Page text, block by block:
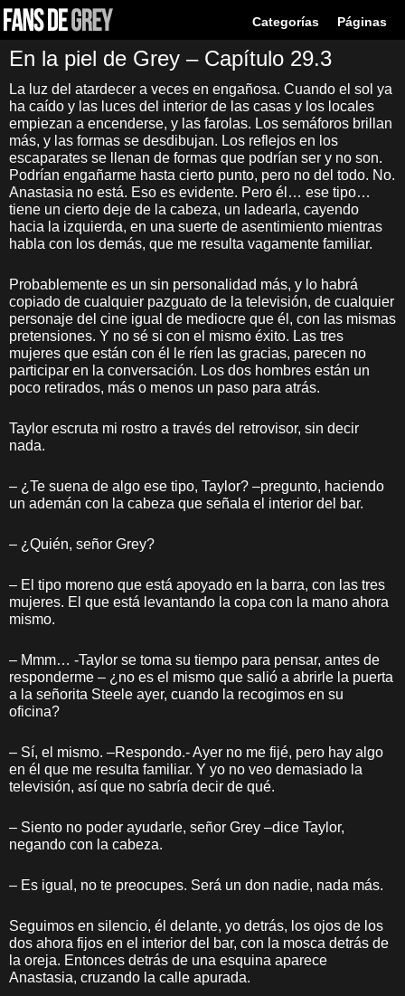
Categorías Páginas
En la piel de Grey – Capítulo 29.3
La luz del atardecer a veces en engañosa. Cuando el sol ya
ha caído y las luces del interior de las casas y los locales
empiezan a encenderse, y las farolas. Los semáforos brillan
más, y las formas se desdibujan. Los reflejos en los
escaparates se llenan de formas que podrían ser y no son.
Podrían engañarme hasta cierto punto, pero no del todo. No.
Anastasia no está. Eso es evidente. Pero él… ese tipo…
tiene un cierto deje de la cabeza, un ladearla, cayendo
hacia la izquierda, en una suerte de asentimiento mientras
habla con los demás, que me resulta vagamente familiar.
Probablemente es un sin personalidad más, y lo habrá
copiado de cualquier pazguato de la televisión, de cualquier
personaje del cine igual de mediocre que él, con las mismas
pretensiones. Y no sé si con el mismo éxito. Las tres
mujeres que están con él le ríen las gracias, parecen no
participar en la conversación. Los dos hombres están un
poco retirados, más o menos un paso para atrás.
Taylor escruta mi rostro a través del retrovisor, sin decir
nada.
– ¿Te suena de algo ese tipo, Taylor? –pregunto, haciendo
un ademán con la cabeza que señala el interior del bar.
– ¿Quién, señor Grey?
– El tipo moreno que está apoyado en la barra, con las tres
mujeres. El que está levantando la copa con la mano ahora
mismo.
– Mmm… -Taylor se toma su tiempo para pensar, antes de
responderme – ¿no es el mismo que salió a abrirle la puerta
a la señorita Steele ayer, cuando la recogimos en su
oficina?
– Sí, el mismo. –Respondo.- Ayer no me fijé, pero hay algo
en él que me resulta familiar. Y yo no veo demasiado la
televisión, así que no sabría decir de qué.
– Siento no poder ayudarle, señor Grey –dice Taylor,
negando con la cabeza.
– Es igual, no te preocupes. Será un don nadie, nada más.
Seguimos en silencio, él delante, yo detrás, los ojos de los
dos ahora fijos en el interior del bar, con la mosca detrás de
la oreja. Entonces detrás de una esquina aparece
Anastasia, cruzando la calle apurada.